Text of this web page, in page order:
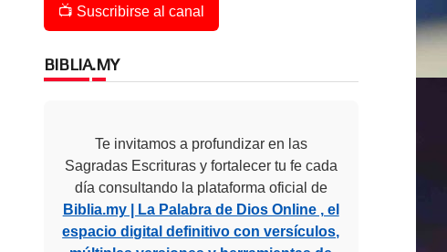
📺 Suscribirse al canal
BIBLIA.MY
Te invitamos a profundizar en las
Sagradas Escrituras y fortalecer tu fe cada
día consultando la plataforma oficial de
Biblia.my | La Palabra de Dios Online , el
espacio digital definitivo con versículos,